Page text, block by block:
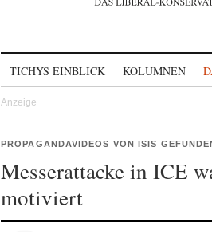
TICHYS EINBLICK KOLUMNEN
PROPAGANDAVIDEOS VON ISIS
Messerattacke in ICE
motiviert